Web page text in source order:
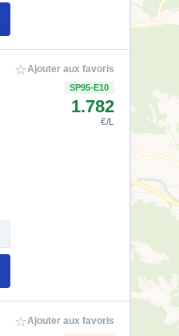
☆Ajouter aux favoris
SP95-E10
1.782
€/L
☆Ajouter aux favoris